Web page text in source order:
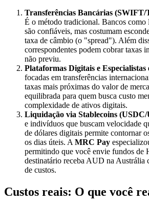
Transferências Bancárias
É o método tradicional. Bancos
são confiáveis, mas costumam
taxa de câmbio (o "spread"). Além
correspondentes podem cobrar taxas
não previu.
Plataformas Digitais e Especialistas
focadas em transferências
taxas mais próximas do valor de
equilibrada para quem busca custo
complexidade de ativos digitais.
Liquidação via Stablecoins
e indivíduos que buscam velocidade
de dólares digitais permite contornar
os dias úteis. A MRC Pay
permitindo que você envie fundos de
destinatário receba AUD na Austrália
de custos.
Custos reais: O que você